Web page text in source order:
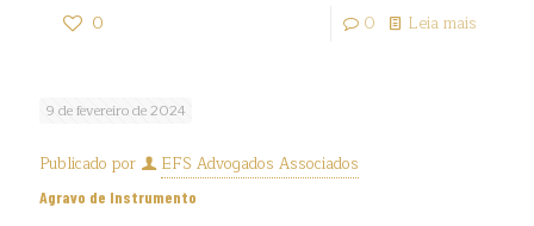
0 0 Leia mais
9 de fevereiro de 2024
Publicado por EFS Advogados Associados
Agravo de Instrumento